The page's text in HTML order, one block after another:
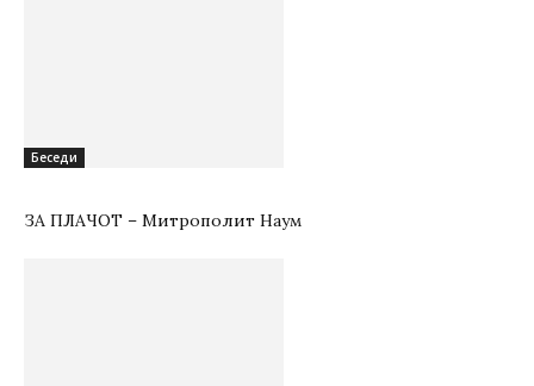
Беседи
ЗА ПЛАЧОТ – Митрополит Наум